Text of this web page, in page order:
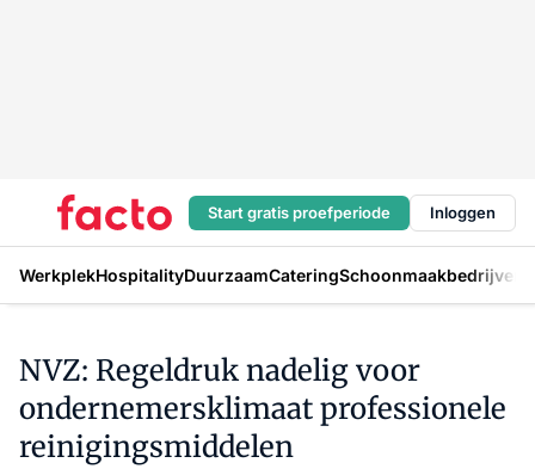
Start gratis proefperiode Inloggen
WerkplekHospitalityDuurzaamCateringSchoonmaakbedrijven
NVZ: Regeldruk nadelig voor
ondernemersklimaat professionele
reinigingsmiddelen